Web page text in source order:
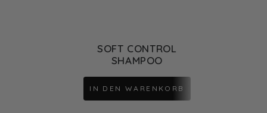
SOFT CONTROL
SHAMPOO
IN DEN WARENKORB